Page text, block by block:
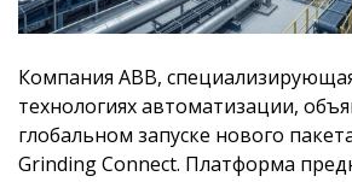
Компания ABB,
технологиях автоматизации,
глобальном запуске нового
Grinding Connect. Платформа